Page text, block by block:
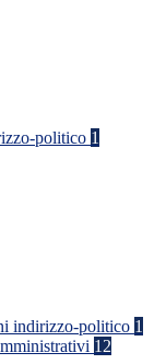
politico 1
indirizzo-politico 1
12